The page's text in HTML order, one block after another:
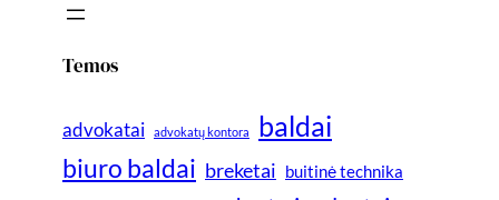
Temos
advokatai advokatų kontora baldai
biuro baldai breketai buitinė technika